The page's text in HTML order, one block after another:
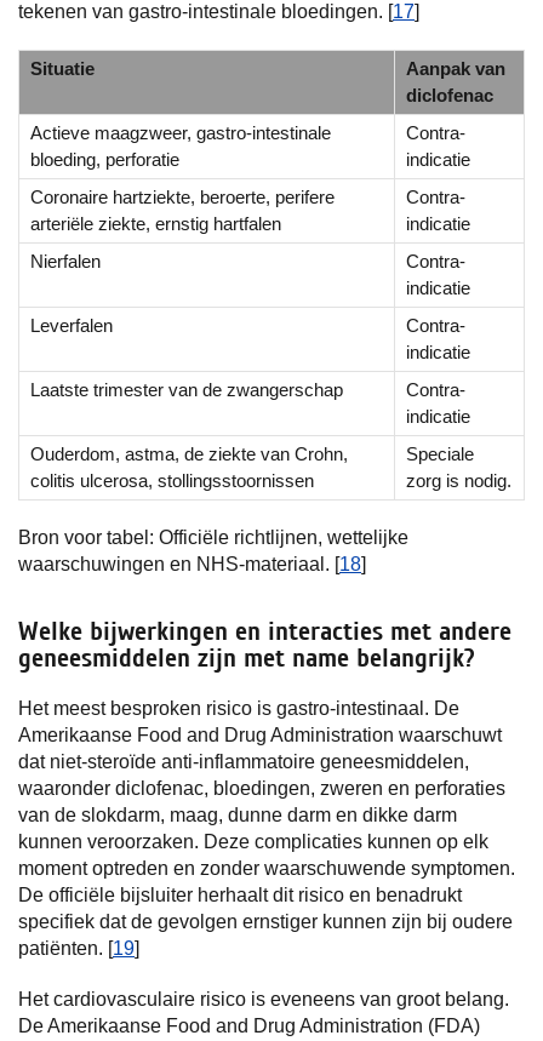
tekenen van gastro-intestinale bloedingen. [17]
Situatie
Aanpak van
diclofenac
Actieve maagzweer, gastro-intestinale
bloeding, perforatie
Contra-
indicatie
Coronaire hartziekte, beroerte, perifere
arteriële ziekte, ernstig hartfalen
Contra-
indicatie
Nierfalen
Contra-
indicatie
Leverfalen
Contra-
indicatie
Laatste trimester van de zwangerschap
Contra-
indicatie
Ouderdom, astma, de ziekte van Crohn,
colitis ulcerosa, stollingsstoornissen
Speciale
zorg is nodig.
Bron voor tabel: Officiële richtlijnen, wettelijke
waarschuwingen en NHS-materiaal. [18]
Welke bijwerkingen en interacties met andere
geneesmiddelen zijn met name belangrijk?
Het meest besproken risico is gastro-intestinaal. De
Amerikaanse Food and Drug Administration waarschuwt
dat niet-steroïde anti-inflammatoire geneesmiddelen,
waaronder diclofenac, bloedingen, zweren en perforaties
van de slokdarm, maag, dunne darm en dikke darm
kunnen veroorzaken. Deze complicaties kunnen op elk
moment optreden en zonder waarschuwende symptomen.
De officiële bijsluiter herhaalt dit risico en benadrukt
specifiek dat de gevolgen ernstiger kunnen zijn bij oudere
patiënten. [19]
Het cardiovasculaire risico is eveneens van groot belang.
De Amerikaanse Food and Drug Administration (FDA)